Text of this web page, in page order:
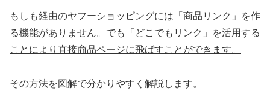
もしも経由のヤフーショッピングには「商品リンク」を作
る機能がありません。でも
「どこでもリンク」を活用する
ことにより直接商品ページに飛ばすことができます。
その方法を図解で分かりやすく解説します。